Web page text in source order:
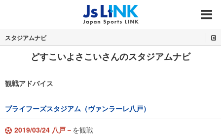
MENU
スタジアムナビ
どすこいよさこいさんのスタジアムナビ
観戦アドバイス
プライフーズスタジアム（ヴァンラーレ八戸）
2019/03/24 八戸－ を観戦